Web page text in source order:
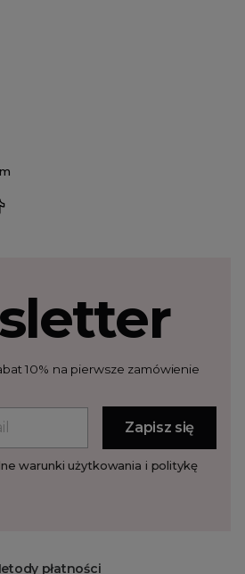
płatności
10% na pierwsze zamówienie
warunki użytkowania i politykę